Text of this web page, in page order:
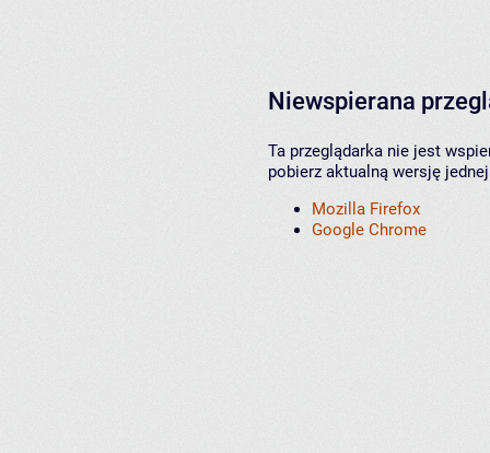
Niewspierana
Ta przeglądarka nie jest
pobierz aktualną wersję
Mozilla Firefox
Google Chrome